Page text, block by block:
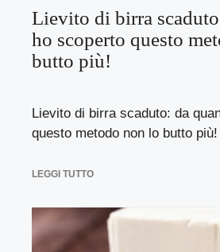
Lievito di birra
ho scoperto questo
butto più!
Lievito di birra scaduto: da
questo metodo non lo butto
LEGGI TUTTO